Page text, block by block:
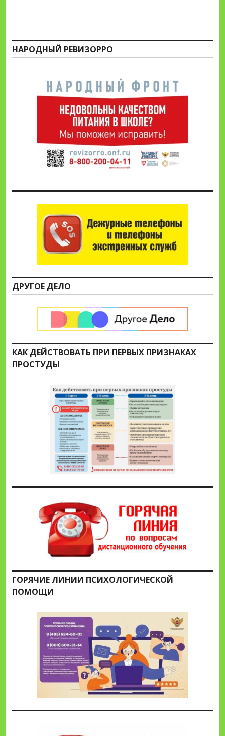
НАРОДНЫЙ РЕВИЗОРРО
ДРУГОЕ ДЕЛО
КАК ДЕЙСТВОВАТЬ ПРИ ПЕРВЫХ ПРИЗНАКАХ
ПРОСТУДЫ
ГОРЯЧИЕ ЛИНИИ ПСИХОЛОГИЧЕСКОЙ
ПОМОЩИ